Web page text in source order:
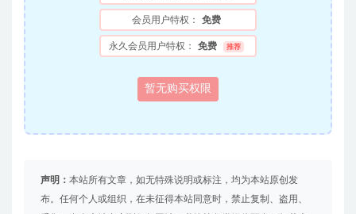
会员用户特权： 免费
永久会员用户特权： 免费 推荐
暂无购买权限
声明： 本站所有文章，如无特殊说明或标注，均为本站原创发
布。任何个人或组织，在未征得本站同意时，禁止复制、盗用、